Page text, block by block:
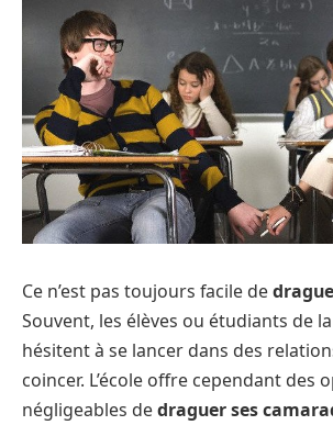
Ce n’est pas toujours facile de
Souvent, les élèves ou étudiants de
hésitent à se lancer dans des
coincer. L’école offre cependant des
négligeables dedraguer ses